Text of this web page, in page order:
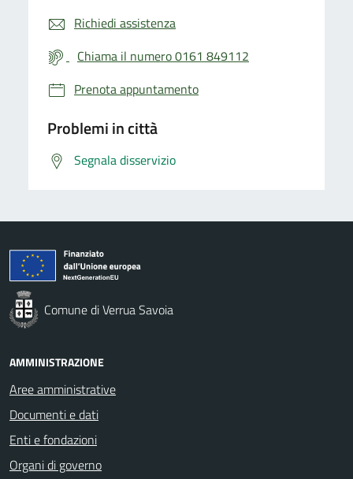
Richiedi assistenza
Chiama il numero 0161 849112
Prenota appuntamento
Problemi in città
Segnala disservizio
Comune di Verrua Savoia
AMMINISTRAZIONE
Aree amministrative
Documenti e dati
Enti e fondazioni
Organi di governo